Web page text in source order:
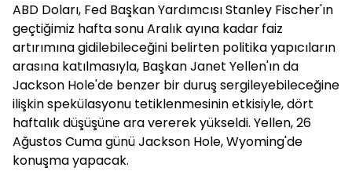
ABD Doları, Fed Başkan Yardımcısı Stanley Fischer'ın
geçtiğimiz hafta sonu Aralık ayına kadar faiz
artırımına gidilebileceğini belirten politika yapıcıların
arasına katılmasıyla, Başkan Janet Yellen'ın da
Jackson Hole'de benzer bir duruş sergileyebileceğine
ilişkin spekülasyonu tetiklenmesinin etkisiyle, dört
haftalık düşüşüne ara vererek yükseldi. Yellen, 26
Ağustos Cuma günü Jackson Hole, Wyoming'de
konuşma yapacak.